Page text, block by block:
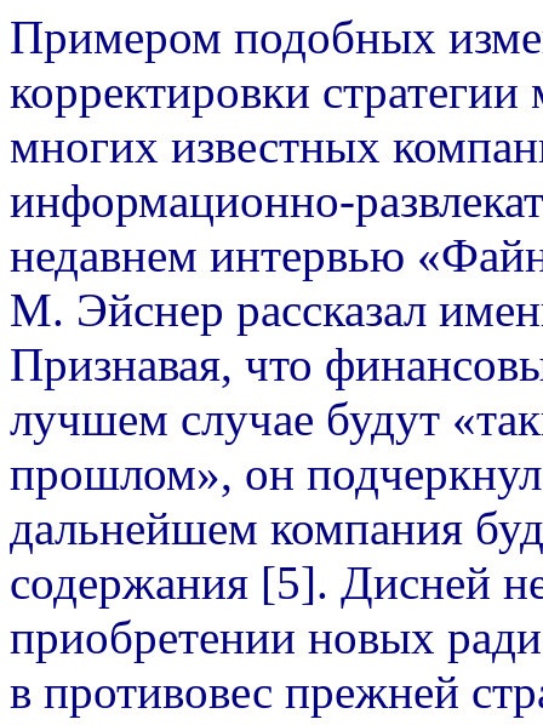
Примером подобных
корректировки
многих известных
информационно-
недавнем интервью
М. Эйснер рассказал
Признавая, что
лучшем случае будут
прошлом», он
дальнейшем компания
содержания [5]. Дисней
приобретении новых
в противовес прежней